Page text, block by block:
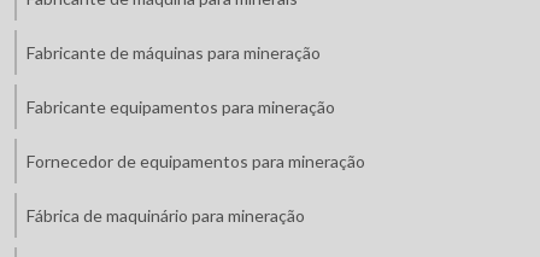
Fabricante de máquinas para mineração
Fabricante equipamentos para mineração
Fornecedor de equipamentos para mineração
Fábrica de maquinário para mineração